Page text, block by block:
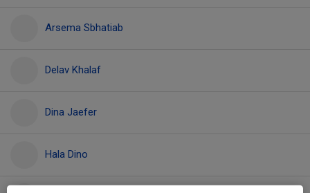
Arsema Sbhatiab
Delav Khalaf
Dina Jaefer
Hala Dino